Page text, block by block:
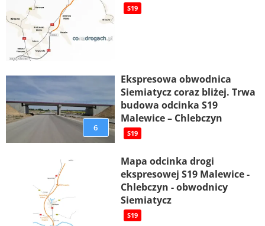
S19
6
Ekspresowa obwodnica
Siemiatycz coraz bliżej. Trwa
budowa odcinka S19
Malewice – Chlebczyn
S19
Mapa odcinka drogi
ekspresowej S19 Malewice -
Chlebczyn - obwodnicy
Siemiatycz
S19